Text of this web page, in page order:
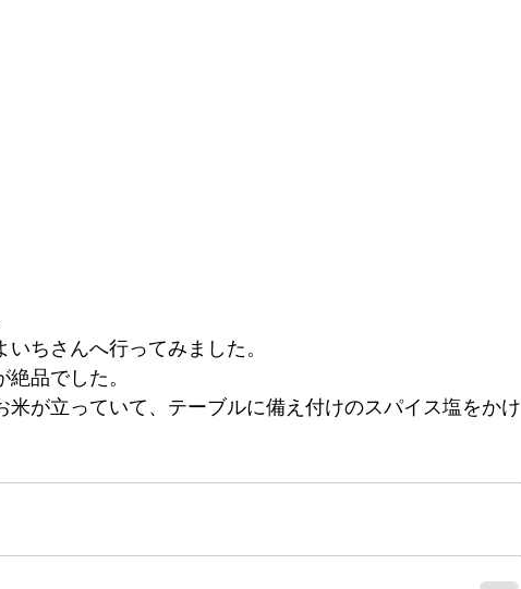
ちさんへ行ってみました。
品でした。
米が立っていて、テーブルに備え付けのスパイス塩をかけ